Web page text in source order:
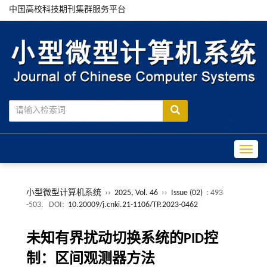
中国高校科技期刊集群服务平台
小型微型计算机系统 ›› 2025, Vol. 46 ›› Issue (02) : 493
-503.
DOI: 10.20009/j.cnki.21-1106/TP.2023-0462
未知有界扰动切换系统的PID控
制：区间观测器方法